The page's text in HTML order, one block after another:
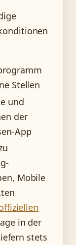
Stellen
und
der
App
Mobile
in der
stets